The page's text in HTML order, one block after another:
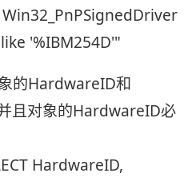
'%IBM254D'"
的HardwareID和
且对象的HardwareID必
HardwareID,